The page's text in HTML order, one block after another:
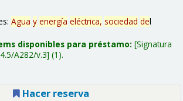
Agua y energía eléctrica, sociedad del
disponibles para préstamo: Signatura
A282/v.3 (1).
Hacer reserva